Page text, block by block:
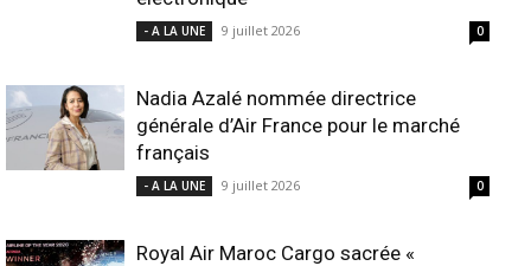
- A LA UNE 9 juillet 2026 0
Nadia Azalé nommée directrice
générale d’Air France pour le marché
français
- A LA UNE 9 juillet 2026 0
Royal Air Maroc Cargo sacrée «